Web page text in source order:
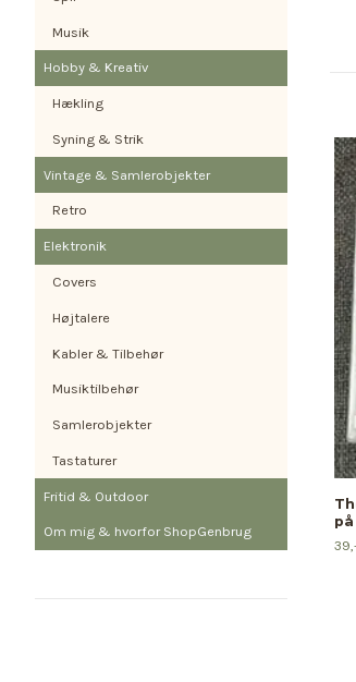
Musik
Hobby & Kreativ
Hækling
Syning & Strik
Vintage & Samlerobjekter
Retro
Elektronik
Covers
Højtalere
Kabler & Tilbehør
Musiktilbehør
Samlerobjekter
Tastaturer
Fritid & Outdoor
Om mig & hvorfor ShopGenbrug
på